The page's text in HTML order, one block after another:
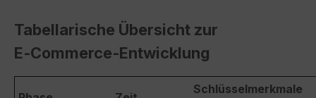
Tabellarische Übersicht zur
E‑Commerce‑Entwicklung
Schlüsselmerkmale